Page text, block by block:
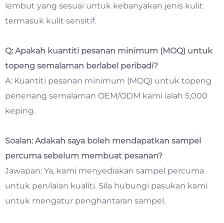
lembut yang sesuai untuk kebanyakan jenis kulit
termasuk kulit sensitif.
Q: Apakah kuantiti pesanan minimum (MOQ) untuk
topeng semalaman berlabel peribadi?
A: Kuantiti pesanan minimum (MOQ) untuk topeng
penenang semalaman OEM/ODM kami ialah 5,000
keping.
Soalan: Adakah saya boleh mendapatkan sampel
percuma sebelum membuat pesanan?
Jawapan: Ya, kami menyediakan sampel percuma
untuk penilaian kualiti. Sila hubungi pasukan kami
untuk mengatur penghantaran sampel.